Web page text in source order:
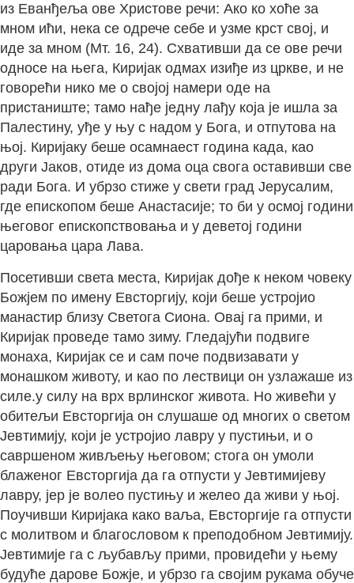
из Еванђеља ове Христове речи: Ако ко хоће за
мном ићи, нека се одрече себе и узме крст свој, и
иде за мном (Мт. 16, 24). Схвативши да се ове речи
односе на њега, Киријак одмах изиђе из цркве, и не
говорећи нико ме о својој намери оде на
пристаниште; тамо нађе једну лађу која је ишла за
Палестину, уђе у њу с надом у Бога, и отпутова на
њој. Киријаку беше осамнаест година када, као
други Јаков, отиде из дома оца свога оставивши све
ради Бога. И убрзо стиже у свети град Јерусалим,
где епископом беше Анастасије; то би у осмој години
његовог епископствовања и у деветој години
царовања цара Лава.
Посетивши света места, Киријак дође к неком човеку
Божјем по имену Евсторгију, који беше устројио
манастир близу Светога Сиона. Овај га прими, и
Киријак проведе тамо зиму. Гледајући подвиге
монаха, Киријак се и сам поче подвизавати у
монашком животу, и као по лествици он узлажаше из
силе.у силу на врх врлинског живота. Но живећи у
обитељи Евсторгија он слушаше од многих о светом
Јевтимију, који је устројио лавру у пустињи, и о
савршеном живљењу његовом; стога он умоли
блаженог Евсторгија да га отпусти у Јевтимијеву
лавру, јер је волео пустињу и желео да живи у њој.
Поучивши Киријака како ваља, Евсторгије га отпусти
с молитвом и благословом к преподобном Јевтимију.
Јевтимије га с љубављу прими, провидећи у њему
будуће дарове Божје, и убрзо га својим рукама обуче